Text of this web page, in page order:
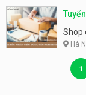
Shop
Hà
1